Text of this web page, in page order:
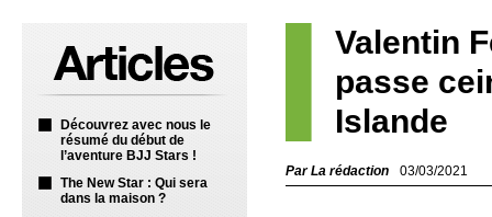
Découvrez avec nous le
résumé du début de
l’aventure BJJ Stars !
The New Star : Qui sera
dans la maison ?
Valentin
passe
Islande
Par La rédaction 03/03/2021